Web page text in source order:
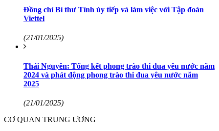
Đồng chí Bí thư Tỉnh ủy tiếp và làm việc với Tập đoàn
Viettel
(21/01/2025)
Thái Nguyên: Tổng kết phong trào thi đua yêu nước năm
2024 và phát động phong trào thi đua yêu nước năm
2025
(21/01/2025)
CƠ QUAN TRUNG ƯƠNG